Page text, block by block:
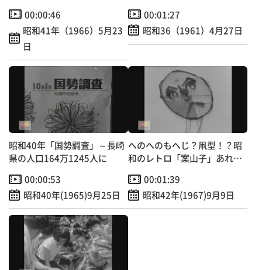
00:00:46
昭和41年（1966）5月23
日
00:01:27
昭和36（1961）4月27日
昭和40年「国勢調査」～長崎
県の人口164万1245人に
00:00:53
昭和40年(1965)9月25日
へのへのもへじ？凧型！？昭
和のレトロ「案山子」あれこ
00:01:39
昭和42年(1967)9月9日